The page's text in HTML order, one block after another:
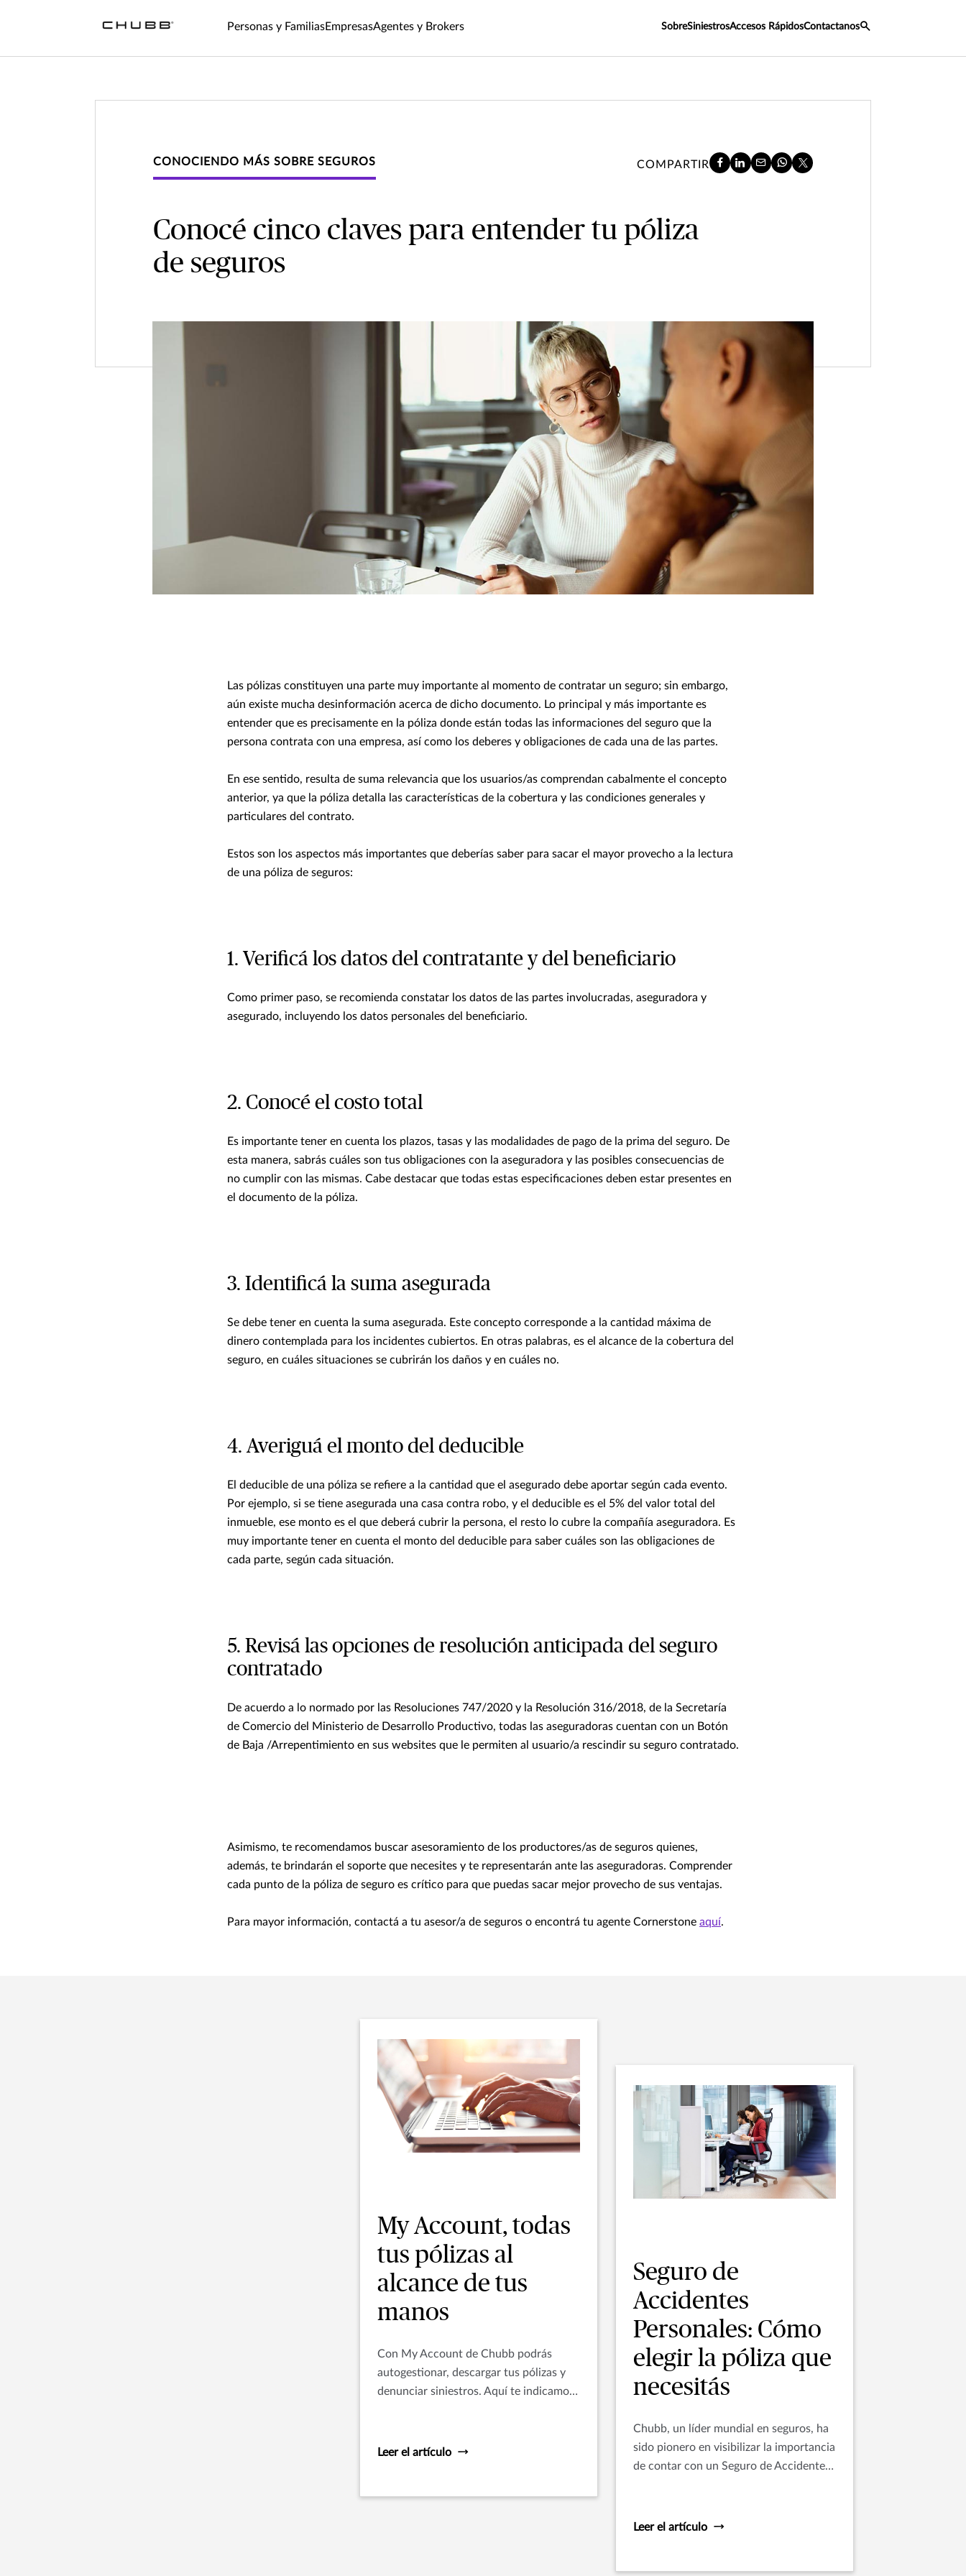
Personas y FamiliasEmpresasAgentes y Brokers SobreSiniestrosAccesos RápidosContactanos
CONOCIENDO MÁS SOBRE SEGUROS COMPARTIR
Conocé cinco claves para entender tu póliza
de seguros
Las pólizas constituyen una parte muy importante al momento de contratar un seguro; sin embargo,
aún existe mucha desinformación acerca de dicho documento. Lo principal y más importante es
entender que es precisamente en la póliza donde están todas las informaciones del seguro que la
persona contrata con una empresa, así como los deberes y obligaciones de cada una de las partes.
En ese sentido, resulta de suma relevancia que los usuarios/as comprendan cabalmente el concepto
anterior, ya que la póliza detalla las características de la cobertura y las condiciones generales y
particulares del contrato.
Estos son los aspectos más importantes que deberías saber para sacar el mayor provecho a la lectura
de una póliza de seguros:
1. Verificá los datos del contratante y del beneficiario
Como primer paso, se recomienda constatar los datos de las partes involucradas, aseguradora y
asegurado, incluyendo los datos personales del beneficiario.
2. Conocé el costo total
Es importante tener en cuenta los plazos, tasas y las modalidades de pago de la prima del seguro. De
esta manera, sabrás cuáles son tus obligaciones con la aseguradora y las posibles consecuencias de
no cumplir con las mismas. Cabe destacar que todas estas especificaciones deben estar presentes en
el documento de la póliza.
3. Identificá la suma asegurada
Se debe tener en cuenta la suma asegurada. Este concepto corresponde a la cantidad máxima de
dinero contemplada para los incidentes cubiertos. En otras palabras, es el alcance de la cobertura del
seguro, en cuáles situaciones se cubrirán los daños y en cuáles no.
4. Averiguá el monto del deducible
El deducible de una póliza se refiere a la cantidad que el asegurado debe aportar según cada evento.
Por ejemplo, si se tiene asegurada una casa contra robo, y el deducible es el 5% del valor total del
inmueble, ese monto es el que deberá cubrir la persona, el resto lo cubre la compañía aseguradora. Es
muy importante tener en cuenta el monto del deducible para saber cuáles son las obligaciones de
cada parte, según cada situación.
5. Revisá las opciones de resolución anticipada del seguro
contratado
De acuerdo a lo normado por las Resoluciones 747/2020 y la Resolución 316/2018, de la Secretaría
de Comercio del Ministerio de Desarrollo Productivo, todas las aseguradoras cuentan con un Botón
de Baja /Arrepentimiento en sus websites que le permiten al usuario/a rescindir su seguro contratado.
Asimismo, te recomendamos buscar asesoramiento de los productores/as de seguros quienes,
además, te brindarán el soporte que necesites y te representarán ante las aseguradoras. Comprender
cada punto de la póliza de seguro es crítico para que puedas sacar mejor provecho de sus ventajas.
Para mayor información, contactá a tu asesor/a de seguros o encontrá tu agente Cornerstone aquí.
My Account, todas
tus pólizas al
alcance de tus
manos
Con My Account de Chubb podrás
autogestionar, descargar tus pólizas y
denunciar siniestros. Aquí te indicamos
Leer el artículo
Seguro de
Accidentes
Personales: Cómo
elegir la póliza que
necesitás
Chubb, un líder mundial en seguros, ha
sido pionero en visibilizar la importancia
de contar con un Seguro de Accidentes
riesgosas del entorno.
Leer el artículo